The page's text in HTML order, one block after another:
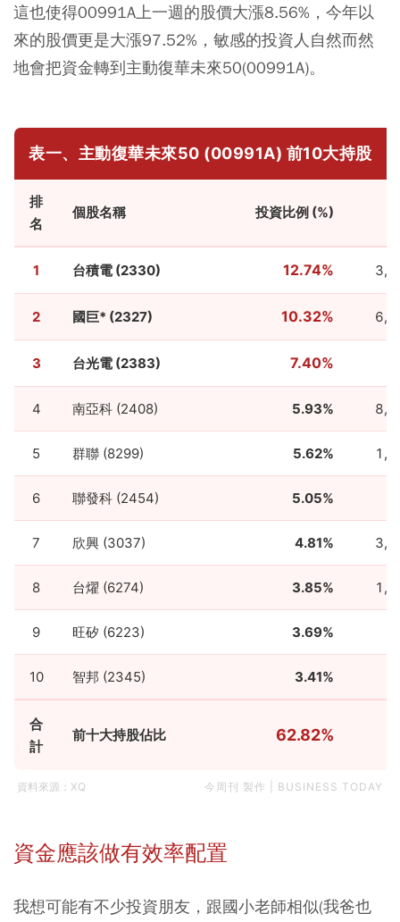
這也使得00991A​上一週的股價大漲8.56%， 今年以
來的股價更是大漲97.52%，敏感的投資人自然而然
地會把資金轉到主動復華未來50(00991A)。
表一、主動復華未來50 (00991A) 前10大持股
排
名
個股名稱 投資比例 (%)
1 台積電 (2330) 12.74%
2 國巨* (2327) 10.32%
3 台光電 (2383) 7.40%
4 南亞科 (2408) 5.93%
5 群聯 (8299) 5.62%
6 聯發科 (2454) 5.05%
7 欣興 (3037) 4.81%
8 台燿 (6274) 3.85%
9 旺矽 (6223) 3.69%
10 智邦 (2345) 3.41%
合
計
前十大持股佔比 62.82%
資料來源：XQ 今周刊 製作 | BUSINESS TODAY
資金應該做有效率配置
我想可能有不少投資朋友，跟國小老師相似(我爸也